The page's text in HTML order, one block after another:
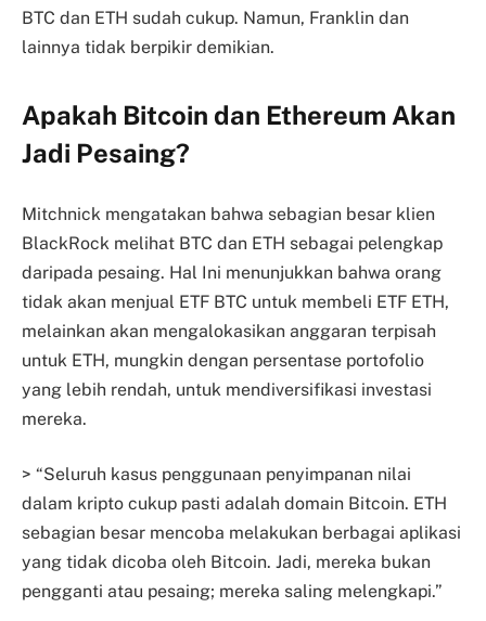
BTC dan ETH sudah cukup. Namun, Franklin dan
lainnya tidak berpikir demikian.
Apakah Bitcoin dan Ethereum Akan
Jadi Pesaing?
Mitchnick mengatakan bahwa sebagian besar klien
BlackRock melihat BTC dan ETH sebagai pelengkap
daripada pesaing. Hal Ini menunjukkan bahwa orang
tidak akan menjual ETF BTC untuk membeli ETF ETH,
melainkan akan mengalokasikan anggaran terpisah
untuk ETH, mungkin dengan persentase portofolio
yang lebih rendah, untuk mendiversifikasi investasi
mereka.
> “Seluruh kasus penggunaan penyimpanan nilai
dalam kripto cukup pasti adalah domain Bitcoin. ETH
sebagian besar mencoba melakukan berbagai aplikasi
yang tidak dicoba oleh Bitcoin. Jadi, mereka bukan
pengganti atau pesaing; mereka saling melengkapi.”